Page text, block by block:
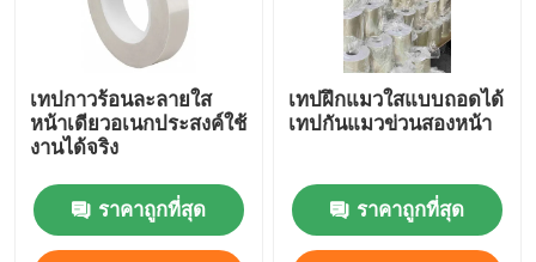
เทปกาวร้อนละลายใส
หน้าเดียวอเนกประสงค์ใช้
งานได้จริง
ราคาถูกที่สุด
เทปฝึกแมวใสแบบถอดได้
เทปกันแมวข่วนสองหน้า
ราคาถูกที่สุด